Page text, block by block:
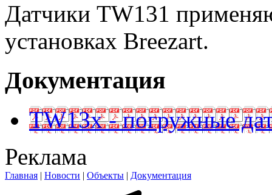
Датчики TW131
установках Breezart.
Документация
TW13x - погружные
Реклама
Главная | Новости | Объекты | Документация